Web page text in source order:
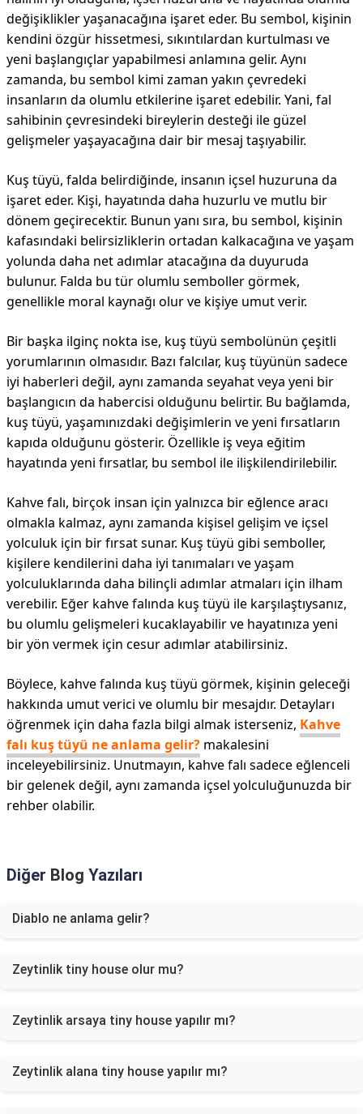
değişiklikler yaşanacağına işaret eder. Bu sembol, kişinin
kendini özgür hissetmesi, sıkıntılardan kurtulması ve
yeni başlangıçlar yapabilmesi anlamına gelir. Aynı
zamanda, bu sembol kimi zaman yakın çevredeki
insanların da olumlu etkilerine işaret edebilir. Yani, fal
sahibinin çevresindeki bireylerin desteği ile güzel
gelişmeler yaşayacağına dair bir mesaj taşıyabilir.
Kuş tüyü, falda belirdiğinde, insanın içsel huzuruna da
işaret eder. Kişi, hayatında daha huzurlu ve mutlu bir
dönem geçirecektir. Bunun yanı sıra, bu sembol, kişinin
kafasındaki belirsizliklerin ortadan kalkacağına ve yaşam
yolunda daha net adımlar atacağına da duyuruda
bulunur. Falda bu tür olumlu semboller görmek,
genellikle moral kaynağı olur ve kişiye umut verir.
Bir başka ilginç nokta ise, kuş tüyü sembolünün çeşitli
yorumlarının olmasıdır. Bazı falcılar, kuş tüyünün sadece
iyi haberleri değil, aynı zamanda seyahat veya yeni bir
başlangıcın da habercisi olduğunu belirtir. Bu bağlamda,
kuş tüyü, yaşamınızdaki değişimlerin ve yeni fırsatların
kapıda olduğunu gösterir. Özellikle iş veya eğitim
hayatında yeni fırsatlar, bu sembol ile ilişkilendirilebilir.
Kahve falı, birçok insan için yalnızca bir eğlence aracı
olmakla kalmaz, aynı zamanda kişisel gelişim ve içsel
yolculuk için bir fırsat sunar. Kuş tüyü gibi semboller,
kişilere kendilerini daha iyi tanımaları ve yaşam
yolculuklarında daha bilinçli adımlar atmaları için ilham
verebilir. Eğer kahve falında kuş tüyü ile karşılaştıysanız,
bu olumlu gelişmeleri kucaklayabilir ve hayatınıza yeni
bir yön vermek için cesur adımlar atabilirsiniz.
Böylece, kahve falında kuş tüyü görmek, kişinin geleceği
hakkında umut verici ve olumlu bir mesajdır. Detayları
öğrenmek için daha fazla bilgi almak isterseniz, Kahve
falı kuş tüyü ne anlama gelir? makalesini
inceleyebilirsiniz. Unutmayın, kahve falı sadece eğlenceli
bir gelenek değil, aynı zamanda içsel yolculuğunuzda bir
rehber olabilir.
Diğer Blog Yazıları
Diablo ne anlama gelir?
Zeytinlik tiny house olur mu?
Zeytinlik arsaya tiny house yapılır mı?
Zeytinlik alana tiny house yapılır mı?